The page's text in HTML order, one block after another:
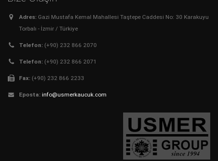
Adres: Gazi Mustafa Kemal Mahallesi Taştepe Caddesi No: 30 Karakuyu
Torbalı - İzmir / Türkiye
Telefon: (+90) 232 866 2070
Telefon: (+90) 232 866 2071
Fax: (+90) 232 866 2233
Eposta: info@usmerkaucuk.com